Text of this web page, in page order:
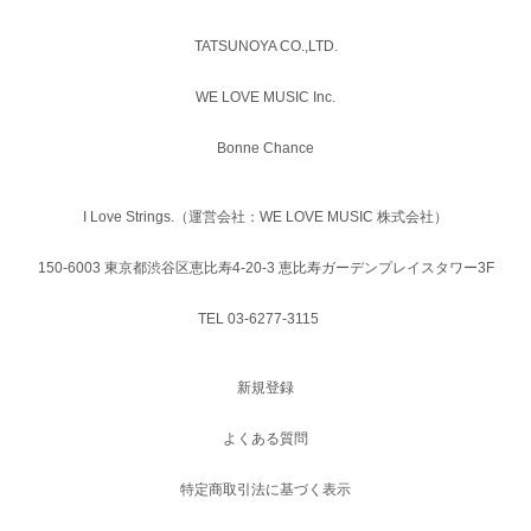
TATSUNOYA CO.,LTD.
WE LOVE MUSIC Inc.
Bonne Chance
I Love Strings.（運営会社：WE LOVE MUSIC 株式会社）
150-6003 東京都渋谷区恵比寿4-20-3 恵比寿ガーデンプレイスタワー3F
TEL 03-6277-3115
新規登録
よくある質問
特定商取引法に基づく表示